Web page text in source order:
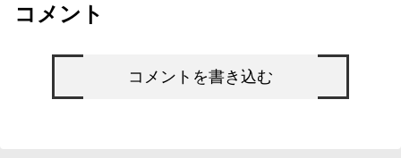
コメント
コメントを書き込む